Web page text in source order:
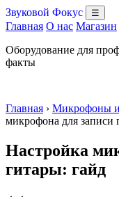
Звуковой Фокус ☰
Главная О нас Магазин
Оборудование для
факты
Главная › Микрофоны и
микрофона для
Настройка
гитары: гайд